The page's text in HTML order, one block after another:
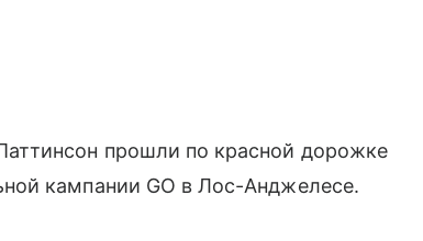
прошли по красной дорожке
кампании GO в Лос-Анджелесе.